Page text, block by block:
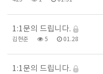
1:1문의 드립니다.
김현준 5 01.28
1:1문의 드립니다.